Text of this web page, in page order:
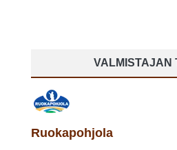
VALMISTAJAN
Ruokapohjola